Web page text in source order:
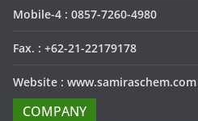
Mobile-4 : 0857-7260-4980
Fax. : +62-21-22179178
Website : www.samiraschem.com
COMPANY